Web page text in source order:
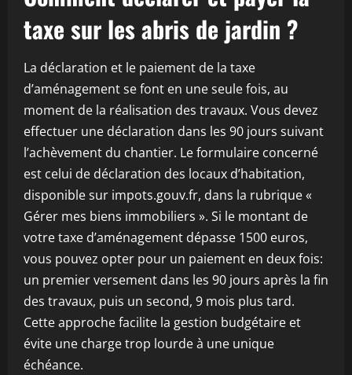
taxe sur les abris de jardin ?
La déclaration et le paiement de la taxe
d’aménagement se font en une seule fois, au
moment de la réalisation des travaux. Vous devez
effectuer une déclaration dans les 90 jours suivant
l’achèvement du chantier. Le formulaire concerné
est celui de déclaration des locaux d’habitation,
disponible sur impots.gouv.fr, dans la rubrique «
Gérer mes biens immobiliers ». Si le montant de
votre taxe d’aménagement dépasse 1500 euros,
vous pouvez opter pour un paiement en deux fois:
un premier versement dans les 90 jours après la fin
des travaux, puis un second, 9 mois plus tard.
Cette approche facilite la gestion budgétaire et
évite une charge trop lourde à une unique
échéance.